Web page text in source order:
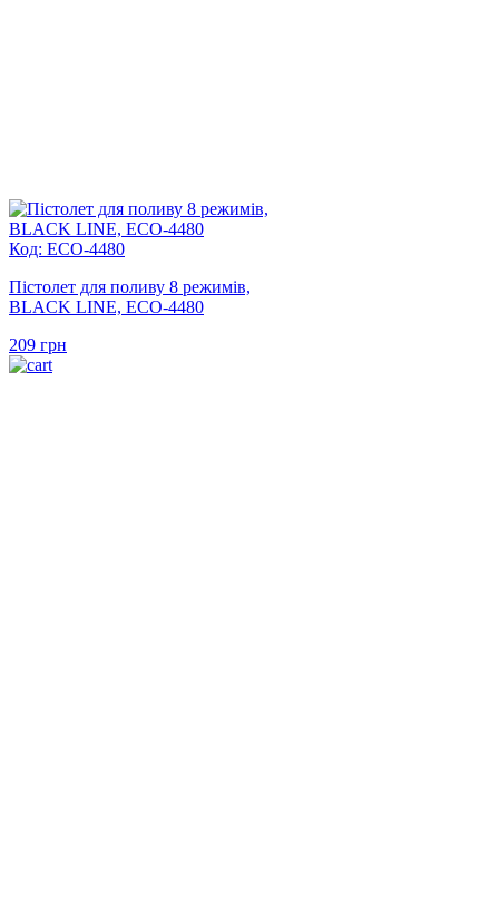
Код: ECO-4480
Пістолет для поливу 8 режимів,
BLACK LINE, ECO-4480
209 грн